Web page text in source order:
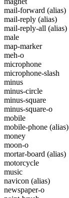
mail-forward (alias)
mail-reply (alias)
mail-reply-all (alias)
male
map-marker
meh-o
microphone
microphone-slash
minus
minus-circle
minus-square
minus-square-o
mobile
mobile-phone (alias)
money
moon-o
mortar-board (alias)
motorcycle
music
navicon (alias)
newspaper-o